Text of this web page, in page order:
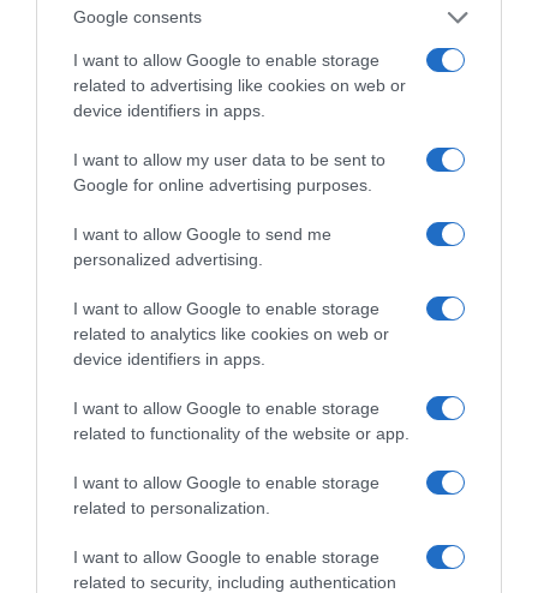
Google consents
I want to allow Google to enable storage
related to advertising like cookies on web or
device identifiers in apps.
I want to allow my user data to be sent to
Google for online advertising purposes.
I want to allow Google to send me
personalized advertising.
I want to allow Google to enable storage
related to analytics like cookies on web or
device identifiers in apps.
I want to allow Google to enable storage
related to functionality of the website or app.
I want to allow Google to enable storage
related to personalization.
I want to allow Google to enable storage
related to security, including authentication